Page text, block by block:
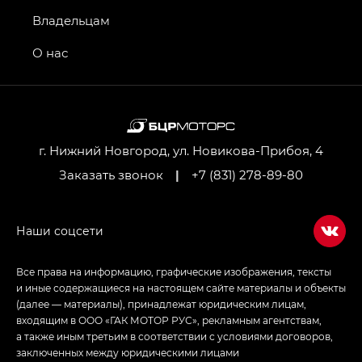
GS4 — Джи Эс 4 (GS4) в комплектациях Джи Би
привод — GB AWD, Джи Эль Полный привод —
Джи Ти — GT, Джи Икс — GX,
Джи Икс ПРЕМИУМ — GX PREMIUM, ЛАУНЖ —
LOUNGE
Empow — Эмпау (Empow) в комплектации
г. Нижний Новгород, ул. Новикова-Прибоя, 4
Заказать звонок
| +7 (831) 278-89-80
Владельцам
О нас
Все права на информацию, графические изображения, тексты
и иные содержащиеся на настоящем сайте материалы и объекты
(далее — материалы), принадлежат юридическим лицам,
входящим в ООО «ГАК МОТОР РУС», рекламным агентствам,
а также иным третьим в соответствии с условиями договоров,
заключенных между юридическими лицами